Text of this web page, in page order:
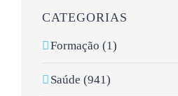
CATEGORIAS
Formação (1)
Saúde (941)